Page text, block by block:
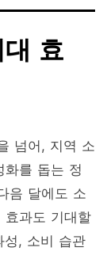
효
넘어, 지역 소
화를 돕는 정
음 달에도 소
효과도 기대할
성, 소비 습관